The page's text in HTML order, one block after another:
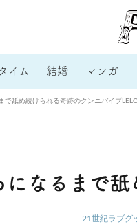
イム 結婚 マンガ
で舐め続けられる奇跡のクンニバイブ
になるまで
21世紀ラブグ